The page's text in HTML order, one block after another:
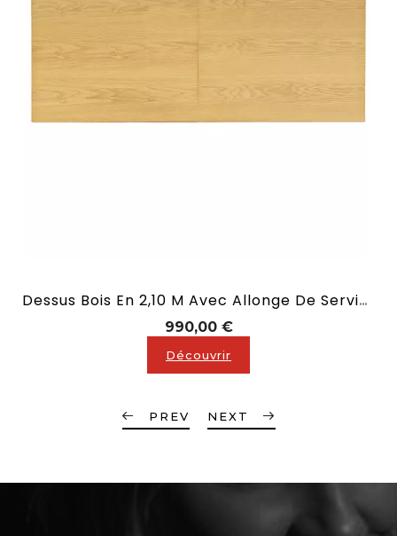
Dessus Bois En 2,10 M Avec Allonge De Service Incluse
990,00 €Prix
Découvrir
PREV NEXT